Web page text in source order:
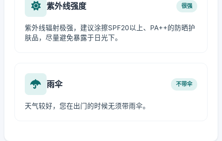
紫外线强度 很强
紫外线辐射极强，建议涂擦SPF20以上、PA++的防晒护
肤品，尽量避免暴露于日光下。
雨伞 不带伞
天气较好，您在出门的时候无须带雨伞。